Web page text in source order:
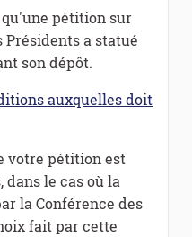
pétition sur
Présidents a statué
son dépôt.
auxquelles doit
votre pétition est
le cas où la
la Conférence des
fait par cette